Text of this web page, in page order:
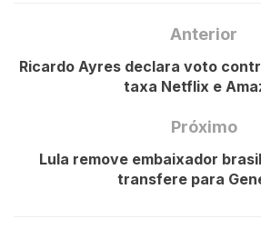
Anterior
Ricardo Ayres declara voto
taxa Netflix e
Próximo
Lula remove embaixador
transfere para